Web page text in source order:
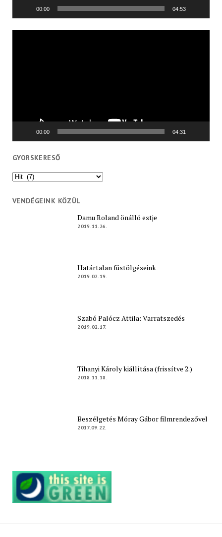
00:00 04:53
00:00 04:31
GYORSKERESŐ
Gyorskereső
VENDÉGEINK KÖZÜL
Damu Roland önálló estje
2019.11.26.
Határtalan füstölgéseink
2019.02.19.
Szabó Palócz Attila: Varratszedés
2019.02.17.
Tihanyi Károly kiállítása (frissítve 2.)
2018.11.18.
Beszélgetés Móray Gábor filmrendezővel
2017.09.22.